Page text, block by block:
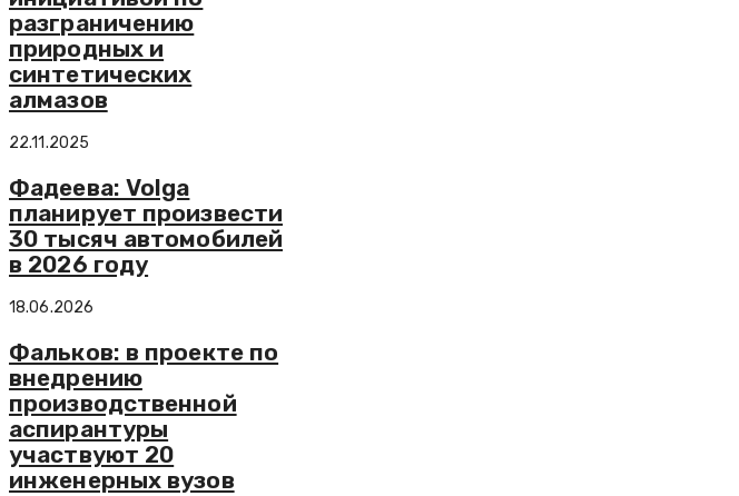
разграничению
природных и
синтетических
алмазов
22.11.2025
Фадеева: Volga
планирует произвести
30 тысяч автомобилей
в 2026 году
18.06.2026
Фальков: в проекте по
внедрению
производственной
аспирантуры
участвуют 20
инженерных вузов